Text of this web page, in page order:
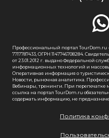
Профессиональный портал
7717787433, ОГРН 1147746708284.
от 23.01.2012 г. выдано Федеральной
информационных технологий и
Оперативная информация о
Новости, рыночная аналитика.
Вебинары, тренинги. При перепечатке
ссылка на портал TourDom.ru
содержать информацию, не
Политика